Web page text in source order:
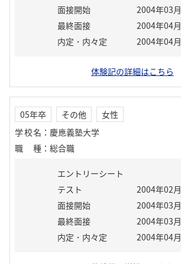
面接開始
2004年03月
最終面接
2004年04月
内定・内々定
2004年04月
体験記の詳細はこちら
05年卒 その他
女性
学校名 ： 慶應義塾大学
職種 ： 総合職
エントリーシート
テスト
2004年02月
面接開始
2004年03月
最終面接
2004年03月
内定・内々定
2004年04月